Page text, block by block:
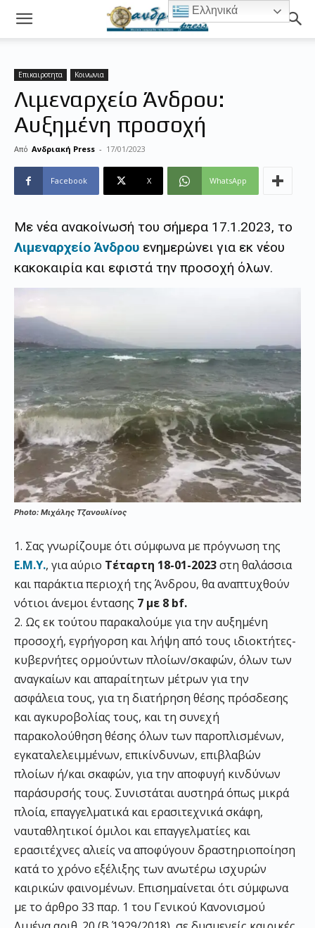
Επικαιροτητα Κοινωνια
Λιμεναρχείο Άνδρου:
Αυξημένη προσοχή
Από Ανδριακή Press - 17/01/2023
Facebook X WhatsApp
Με νέα ανακοίνωσή του σήμερα 17.1.2023, το
Λιμεναρχείο Άνδρου ενημερώνει για εκ νέου
κακοκαιρία και εφιστά την προσοχή όλων.
Photo: Μιχάλης Τζανουλίνος
1. Σας γνωρίζουμε ότι σύμφωνα με πρόγνωση της
Ε.Μ.Υ., για αύριο Τέταρτη 18-01-2023στη θαλάσσια
και παράκτια περιοχή της Άνδρου, θα αναπτυχθούν
νότιοι άνεμοι έντασης 7 με 8 bf.
2. Ως εκ τούτου παρακαλούμε για την αυξημένη
προσοχή, εγρήγορση και λήψη από τους ιδιοκτήτες-
κυβερνήτες ορμούντων πλοίων/σκαφών, όλων των
αναγκαίων και απαραίτητων μέτρων για την
ασφάλεια τους, για τη διατήρηση θέσης πρόσδεσης
και αγκυροβολίας τους, και τη συνεχή
παρακολούθηση θέσης όλων των παροπλισμένων,
εγκαταλελειμμένων, επικίνδυνων, επιβλαβών
πλοίων ή/και σκαφών, για την αποφυγή κινδύνων
παράσυρσής τους. Συνιστάται αυστηρά όπως μικρά
πλοία, επαγγελματικά και ερασιτεχνικά σκάφη,
ναυταθλητικοί όμιλοι και επαγγελματίες και
ερασιτέχνες αλιείς να αποφύγουν δραστηριοποίηση
κατά το χρόνο εξέλιξης των ανωτέρω ισχυρών
καιρικών φαινομένων. Επισημαίνεται ότι σύμφωνα
με το άρθρο 33 παρ. 1 του Γενικού Κανονισμού
Ελληνικά